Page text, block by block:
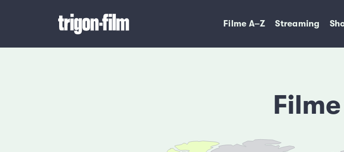
Filme A–Z Streaming